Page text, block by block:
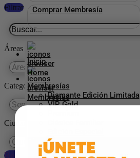
Comprar Membresía
Inicio
Membresías
Diamante Edición Limitada
VIP Gold
Filtrar
Áreas
Categorías Previser
Ciudades
Reestablecer preferencias